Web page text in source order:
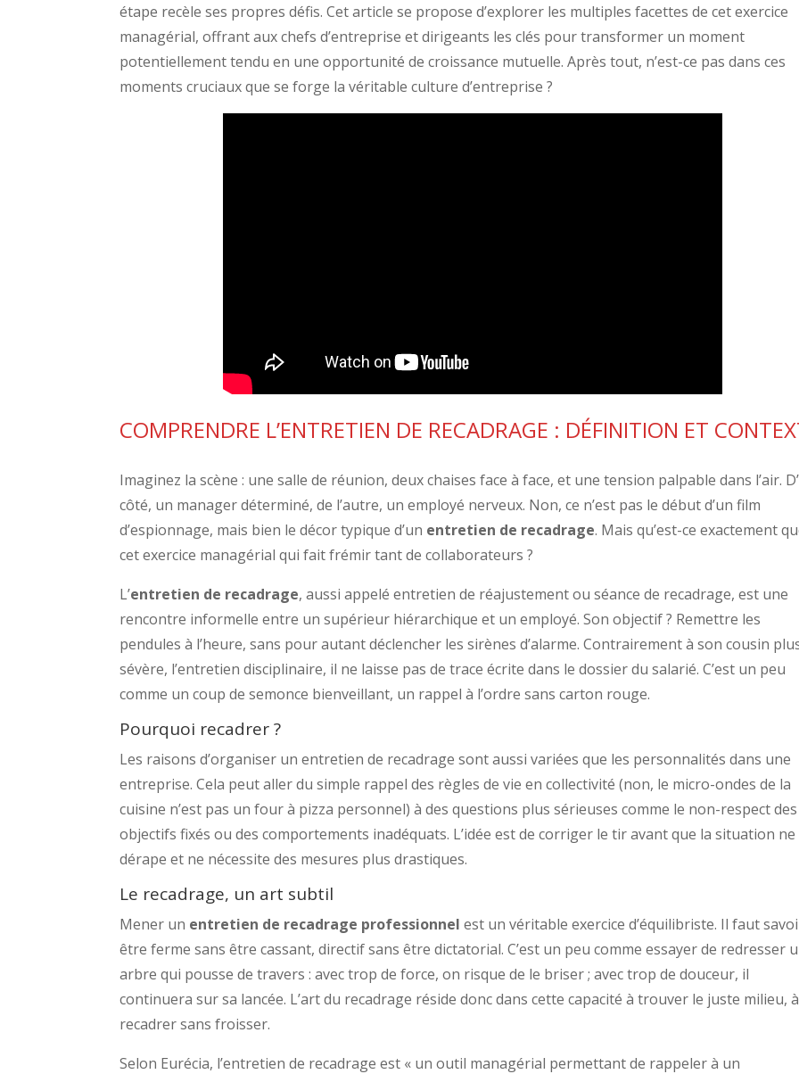
étape recèle ses propres défis. Cet article se propose d’explorer les multiples facettes de cet exercice
managérial, offrant aux chefs d’entreprise et dirigeants les clés pour transformer un moment
potentiellement tendu en une opportunité de croissance mutuelle. Après tout, n’est-ce pas dans ces
moments cruciaux que se forge la véritable culture d’entreprise ?
COMPRENDRE L’ENTRETIEN DE RECADRAGE : DÉFINITION ET
Imaginez la scène : une salle de réunion, deux chaises face à face, et une tension palpable dans l’air.
côté, un manager déterminé, de l’autre, un employé nerveux. Non, ce n’est pas le début d’un film
d’espionnage, mais bien le décor typique d’un entretien de recadrage. Mais qu’est-ce exactement
cet exercice managérial qui fait frémir tant de collaborateurs ?
L’entretien de recadrage, aussi appelé entretien de réajustement ou séance de recadrage, est une
rencontre informelle entre un supérieur hiérarchique et un employé. Son objectif ? Remettre les
pendules à l’heure, sans pour autant déclencher les sirènes d’alarme. Contrairement à son cousin
sévère, l’entretien disciplinaire, il ne laisse pas de trace écrite dans le dossier du salarié. C’est un peu
comme un coup de semonce bienveillant, un rappel à l’ordre sans carton rouge.
Pourquoi recadrer ?
Les raisons d’organiser un entretien de recadrage sont aussi variées que les personnalités dans une
entreprise. Cela peut aller du simple rappel des règles de vie en collectivité (non, le micro-ondes de la
cuisine n’est pas un four à pizza personnel) à des questions plus sérieuses comme le non-respect des
objectifs fixés ou des comportements inadéquats. L’idée est de corriger le tir avant que la situation ne
dérape et ne nécessite des mesures plus drastiques.
Le recadrage, un art subtil
Mener un entretien de recadrage professionnel est un véritable exercice d’équilibriste. Il faut
être ferme sans être cassant, directif sans être dictatorial. C’est un peu comme essayer de redresser
arbre qui pousse de travers : avec trop de force, on risque de le briser ; avec trop de douceur, il
continuera sur sa lancée. L’art du recadrage réside donc dans cette capacité à trouver le juste milieu, à
recadrer sans froisser.
Selon Eurécia, l’entretien de recadrage est « un outil managérial permettant de rappeler à un